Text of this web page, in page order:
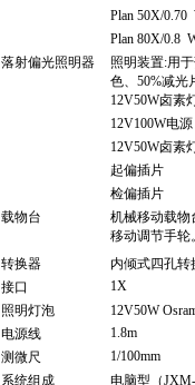
Plan 50X/0.70
Plan 80X/0.8
落射偏光照明器 照明装置:用
色、 50%减光
12V50W卤素
12V100W电源
12V50W卤素
起偏插片
检偏插片
载物台
机械移动载物
移动调节手轮
转换器
内倾式四孔转
接口
1X
照明灯泡
12V50W
电源线
1.8m
测微尺
1/100mm
系统组成
电脑型（